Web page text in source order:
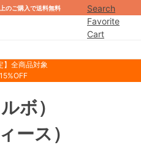
のご購入で送料無料
Search
Favorite
Cart
】全商品対象
ース）
ボ）